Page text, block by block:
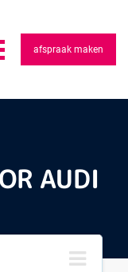
afspraak maken
AUDI